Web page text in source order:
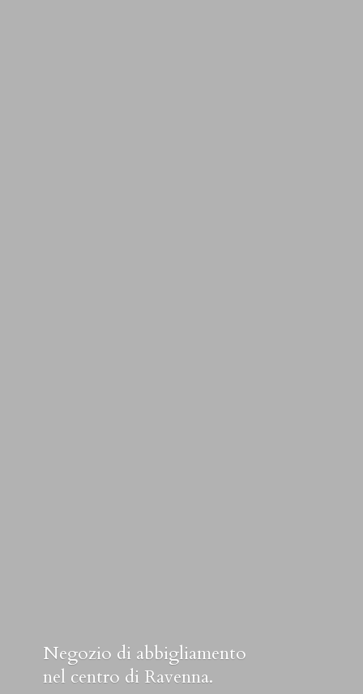
Negozio di abbigliamento
nel centro di Ravenna.